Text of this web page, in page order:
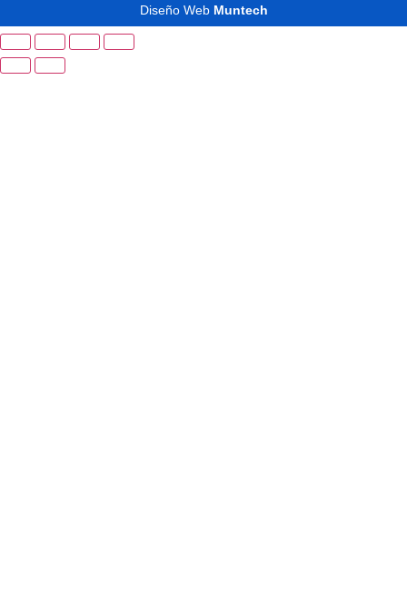
Diseño Web Muntech